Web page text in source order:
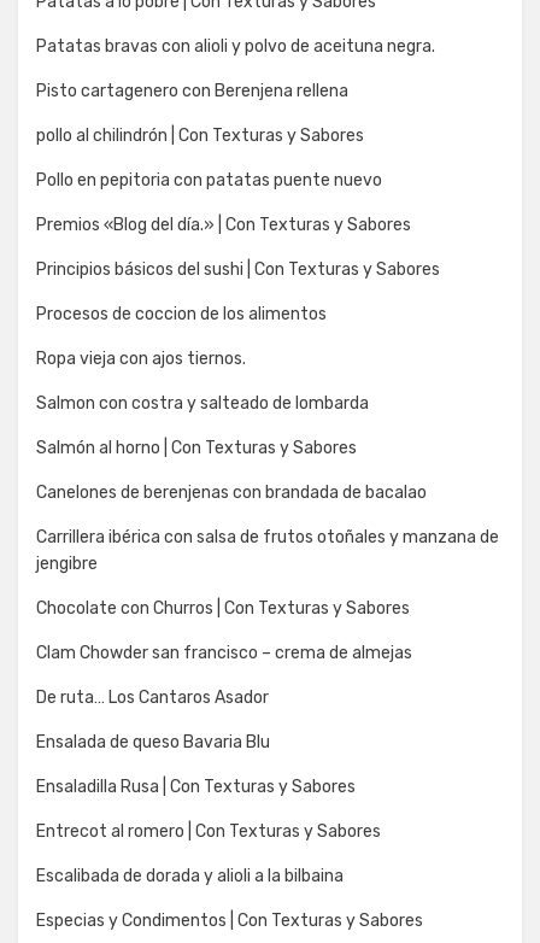
Patatas bravas con alioli y polvo de aceituna negra.
Pisto cartagenero con Berenjena rellena
pollo al chilindrón | Con Texturas y Sabores
Pollo en pepitoria con patatas puente nuevo
Premios «Blog del día.» | Con Texturas y Sabores
Principios básicos del sushi | Con Texturas y Sabores
Procesos de coccion de los alimentos
Ropa vieja con ajos tiernos.
Salmon con costra y salteado de lombarda
Salmón al horno | Con Texturas y Sabores
Canelones de berenjenas con brandada de bacalao
Carrillera ibérica con salsa de frutos otoñales y manzana de
jengibre
Chocolate con Churros | Con Texturas y Sabores
Clam Chowder san francisco – crema de almejas
De ruta… Los Cantaros Asador
Ensalada de queso Bavaria Blu
Ensaladilla Rusa | Con Texturas y Sabores
Entrecot al romero | Con Texturas y Sabores
Escalibada de dorada y alioli a la bilbaina
Especias y Condimentos | Con Texturas y Sabores